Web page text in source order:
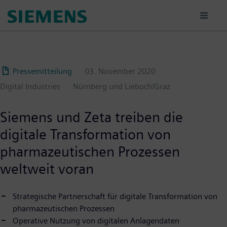
para
Pressemitteilung
03. November 2020
Digital Industries
Nürnberg und Lieboch/Graz
Siemens und Zeta treiben die
digitale Transformation von
pharmazeutischen Prozessen
weltweit voran
Strategische Partnerschaft für digitale Transformation von
pharmazeutischen Prozessen
Operative Nutzung von digitalen Anlagendaten